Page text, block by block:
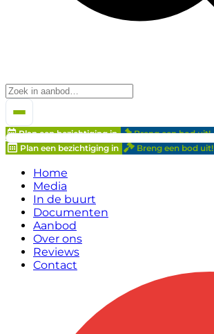
Plan een bezichtiging in Breng een bod uit!
Plan een bezichtiging in
Breng een bod uit!
Home
Media
In de buurt
Documenten
Aanbod
Over ons
Reviews
Contact